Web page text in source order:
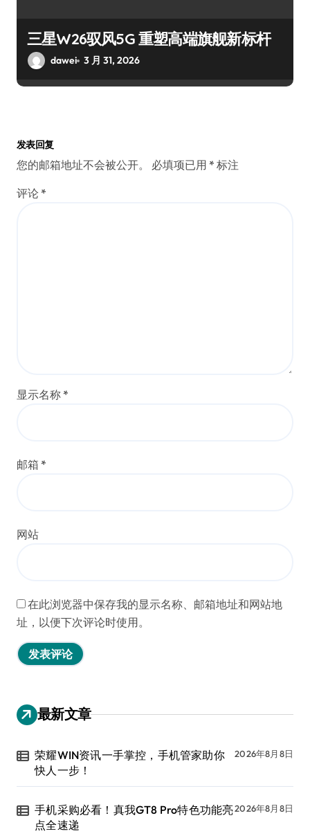
三星W26驭风5G 重塑高端旗舰新标杆
dawei 3 月 31, 2026
发表回复
您的邮箱地址不会被公开。 必填项已用 * 标注
评论 *
显示名称 *
邮箱 *
网站
在此浏览器中保存我的显示名称、邮箱地址和网站地
址，以便下次评论时使用。
最新文章
荣耀WIN资讯一手掌控，手机管家助你
快人一步！
2026年8月8日
手机采购必看！真我GT8 Pro特色功能亮
点全速递
2026年8月8日